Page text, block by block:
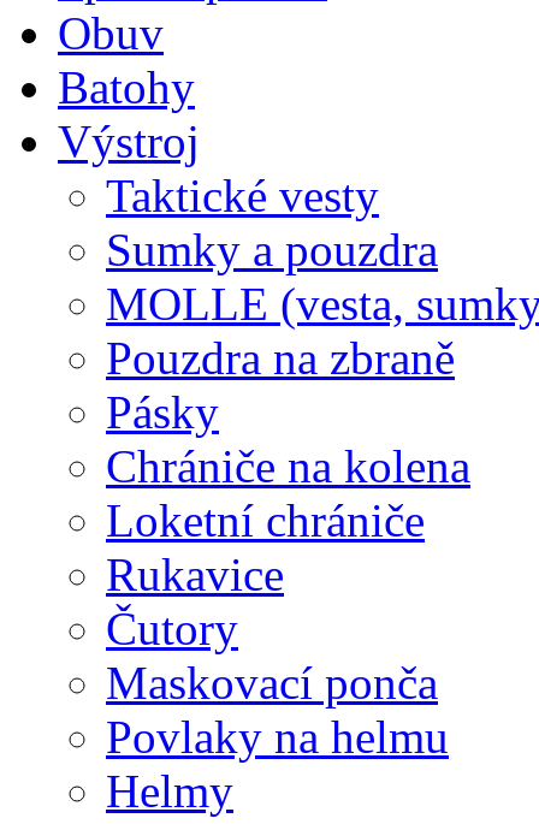
Obuv
Batohy
Výstroj
Taktické vesty
Sumky a pouzdra
MOLLE (vesta,
Pouzdra na zbraně
Pásky
Chrániče na kolena
Loketní chrániče
Rukavice
Čutory
Maskovací ponča
Povlaky na helmu
Helmy